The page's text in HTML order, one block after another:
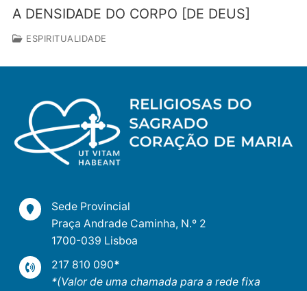
A DENSIDADE DO CORPO [DE DEUS]
ESPIRITUALIDADE
Sede Provincial
Praça Andrade Caminha, N.º 2
1700-039 Lisboa
217 810 090*
*(Valor de uma chamada para a rede fixa